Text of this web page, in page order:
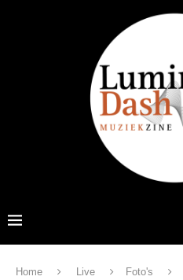
Home Live Foto's